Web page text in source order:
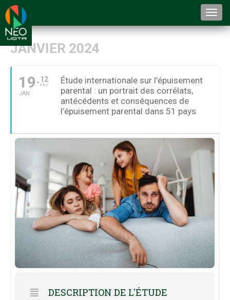
JANVIER 2024
19
JAN
12
FÉV
Étude internationale sur l’épuisement
parental : un portrait des corrélats,
antécédents et conséquences de
l’épuisement parental dans 51 pays
DESCRIPTION DE L'ÉTUDE